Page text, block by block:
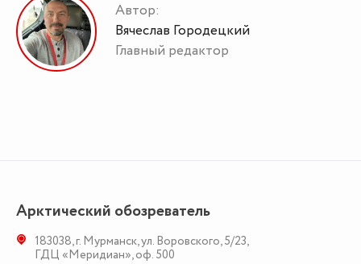
Автор:
Вячеслав Городецкий
Главный редактор
Арктический обозреватель
183038,г. Мурманск,ул. Воровского, 5/23,
ГДЦ «Меридиан», оф. 500